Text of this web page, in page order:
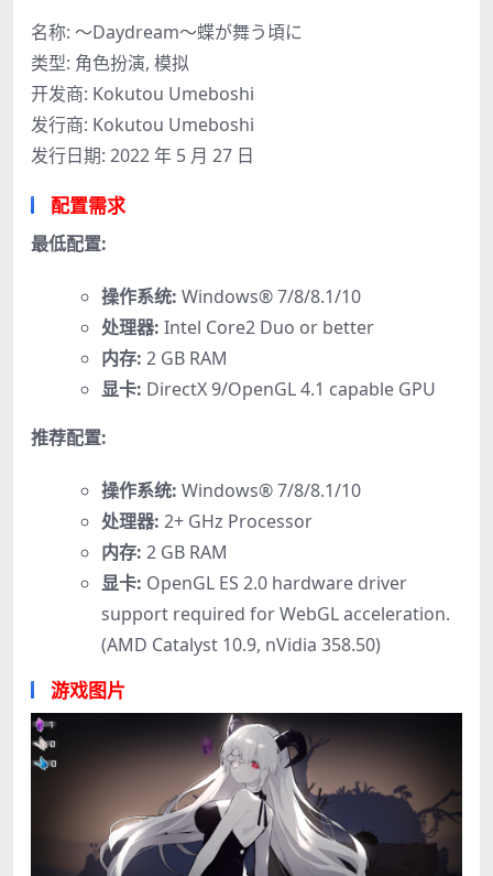
名称: ～Daydream～蝶が舞う頃に
类型: 角色扮演, 模拟
开发商: Kokutou Umeboshi
发行商: Kokutou Umeboshi
发行日期: 2022 年 5 月 27 日
配置需求
最低配置:
操作系统: Windows® 7/8/8.1/10
处理器: Intel Core2 Duo or better
内存: 2 GB RAM
显卡: DirectX 9/OpenGL 4.1 capable GPU
推荐配置:
操作系统: Windows® 7/8/8.1/10
处理器: 2+ GHz Processor
内存: 2 GB RAM
显卡: OpenGL ES 2.0 hardware driver
support required for WebGL acceleration.
(AMD Catalyst 10.9, nVidia 358.50)
游戏图片